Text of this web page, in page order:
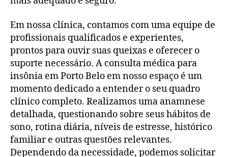
Em nossa clínica, contamos com uma equipe de
profissionais qualificados e experientes,
prontos para ouvir suas queixas e oferecer o
suporte necessário. A consulta médica para
insônia em Porto Belo em nosso espaço é um
momento dedicado a entender o seu quadro
clínico completo. Realizamos uma anamnese
detalhada, questionando sobre seus hábitos de
sono, rotina diária, níveis de estresse, histórico
familiar e outras questões relevantes.
Dependendo da necessidade, podemos solicitar